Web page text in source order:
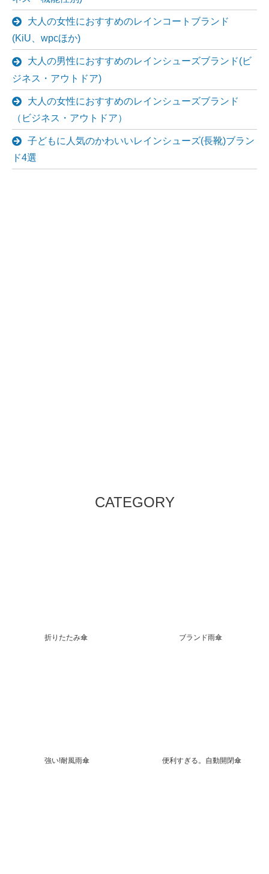
大人の女性におすすめのレインコートブランド
(KiU、wpcほか)
大人の男性におすすめのレインシューズブランド(ビ
ジネス・アウトドア)
大人の女性におすすめのレインシューズブランド
（ビジネス・アウトドア）
子どもに人気のかわいいレインシューズ(長靴)ブラン
ド4選
CATEGORY
折りたたみ傘 ブランド雨傘
強い!耐風雨傘 便利すぎる。自動開閉傘